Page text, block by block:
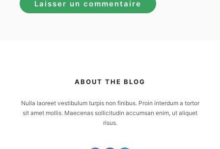
ABOUT THE BLOG
Nulla laoreet vestibulum turpis non finibus. Proin interdum a tortor
sit amet mollis. Maecenas sollicitudin accumsan enim, ut aliquet
risus.